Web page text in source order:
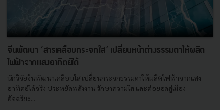
จีนพัฒนา ‘สารเคลือบกระจกใส’ เปลี่ยนหน้าต่างธรรมดาให้ผลิต
ไฟฟ้าจากแสงอาทิตย์ได้
นักวิจัยจีนพัฒนาเคลือบใส เปลี่ยนกระจกธรรมดาให้ผลิตไฟฟ้าจากแสง
อาทิตย์ได้จริง ประหยัดพลังงาน รักษาความใส และต่อยอดสู่เมือง
อัจฉริยะ...